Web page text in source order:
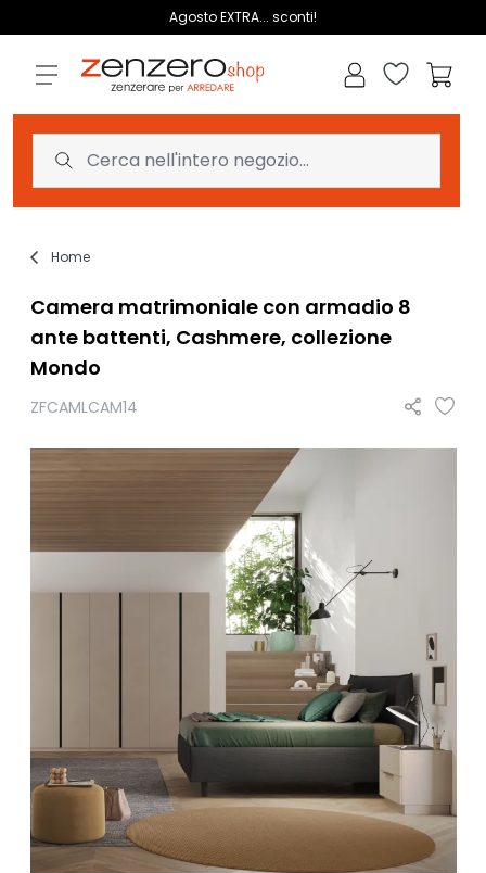
Agosto EXTRA... sconti!
Lista dei
Home
Camera matrimoniale con armadio 8
ante battenti, Cashmere, collezione
Mondo
ZFCAMLCAM14